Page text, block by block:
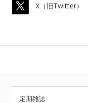
X（旧Twitter）
定期雑誌